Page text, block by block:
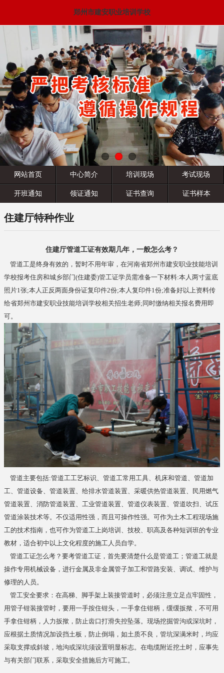
郑州市建安职业培训学校
网站首页 中心简介 培训现场 考试现场
开班通知 领证通知 证书查询 证书样本
住建厅特种作业
住建厅管道工证有效期几年，一般怎么考？
管道工是终身有效的，暂时不用年审，在河南省郑州市建安职业技能培训
学校报考住房和城乡部门(住建委)管工证学员需准备一下材料:本人两寸蓝底
照片1张;本人正反两面身份证复印件2份;本人复印件1份;准备好以上资料传
给省郑州市建安职业技能培训学校相关招生老师;同时缴纳相关报名费用即
可。
管道主要包括:管道工工艺标识、管道工常用工具、机床和管道、管道加
工、管道设备、管道装置、给排水管道装置、采暖供热管道装置、民用燃气
管道装置、消防管道装置、工业管道装置、管道仪表装置、管道吹扫、试压
管道涂装技术等。不仅适用性强，而且可操作性强。可作为土木工程现场施
工的技术指南，也可作为管道工上岗培训、技校、职高及各种短训班的专业
教材，适合初中以上文化程度的施工人员自学。
管道工证怎么考？要考管道工证，首先要清楚什么是管道工；管道工就是
操作专用机械设备，进行金属及非金属管子加工和管路安装、调试、维护与
修理的人员。
管工安全要求：在高梯、脚手架上装接管道时，必须注意立足点牢固性，
用管子钳装接管时，要用一手按住钳头，一手拿住钳柄，缓缓扳揿，不可用
手拿住钳柄，人力扳揿，防止齿口打滑失控坠落。现场挖掘管沟或深坑时，
应根据土质情况加设挡土板，防止倒塌，如土质不良，管坑深满米时，均应
采取支撑或斜坡，地沟或深坑须设置明显标志。在电缆附近挖土时，应事先
与有关部门联系，采取安全措施后方可施工。